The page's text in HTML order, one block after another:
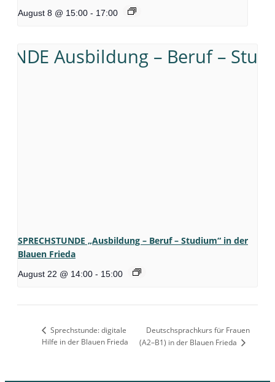
August 8 @ 15:00 - 17:00
SPRECHSTUNDE „Ausbildung – Beruf – Studium“ in der
Blauen Frieda
August 22 @ 14:00 - 15:00
Sprechstunde: digitale
Hilfe in der Blauen Frieda
Deutschsprachkurs für Frauen
(A2–B1) in der Blauen Frieda